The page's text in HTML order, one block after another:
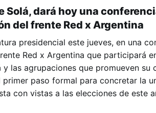
dará hoy una
del frente Red x Argentina
presidencial este jueves, en una
Red x Argentina que participará
las agrupaciones que promueven su
paso formal para concretar la
con vistas a las elecciones de este